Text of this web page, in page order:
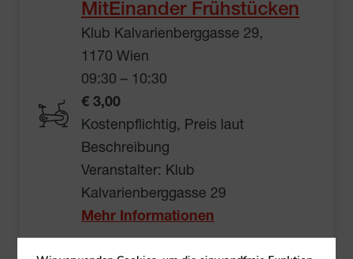
MitEinander Frühstücken
Klub Kalvarienberggasse 29,
1170 Wien
09:30 – 10:30
€ 3,00
Kostenpflichtig, Preis laut
Beschreibung
Veranstalter: Klub
Kalvarienberggasse 29
Mehr Informationen